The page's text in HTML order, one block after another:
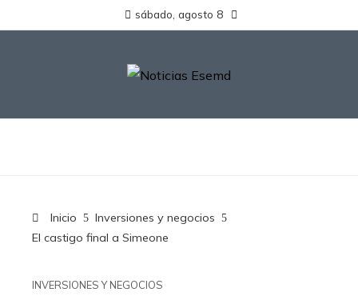
sábado, agosto 8
Inicio
Inversiones y negocios
El castigo final a Simeone
INVERSIONES Y NEGOCIOS